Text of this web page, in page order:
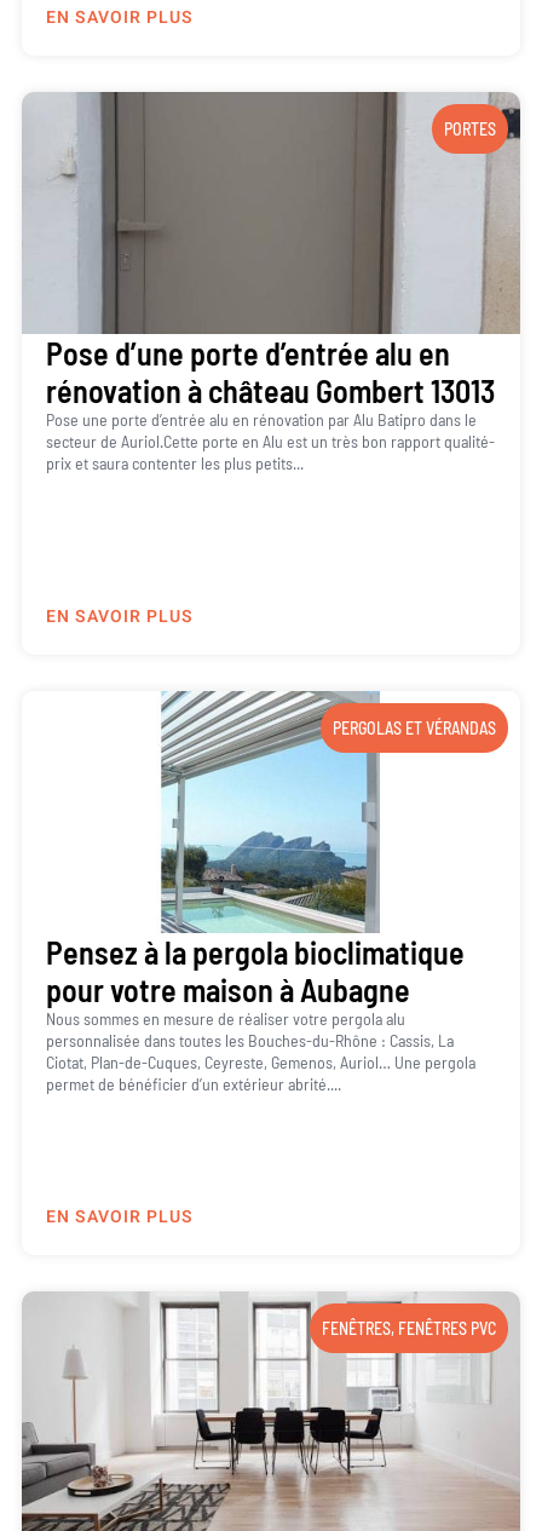
EN SAVOIR PLUS
PORTES
Pose d’une porte d’entrée alu en
rénovation à château Gombert 13013
Pose une porte d’entrée alu en rénovation par Alu Batipro dans le
secteur de Auriol.Cette porte en Alu est un très bon rapport qualité-
prix et saura contenter les plus petits...
EN SAVOIR PLUS
PERGOLAS ET VÉRANDAS
Pensez à la pergola bioclimatique
pour votre maison à Aubagne
Nous sommes en mesure de réaliser votre pergola alu
personnalisée dans toutes les Bouches-du-Rhône : Cassis, La
Ciotat, Plan-de-Cuques, Ceyreste, Gemenos, Auriol… Une pergola
permet de bénéficier d’un extérieur abrité....
EN SAVOIR PLUS
FENÊTRES, FENÊTRES PVC